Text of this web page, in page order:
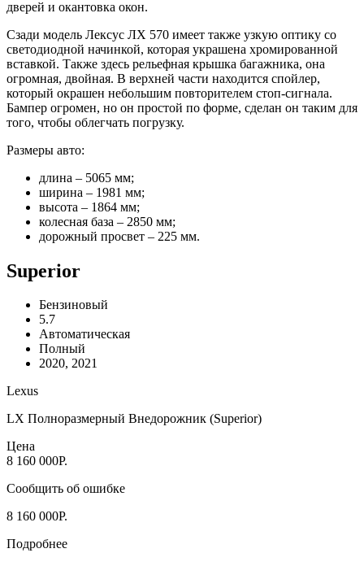
дверей и окантовка окон.
Сзади модель Лексус ЛХ 570 имеет также узкую оптику со
светодиодной начинкой, которая украшена хромированной
вставкой. Также здесь рельефная крышка багажника, она
огромная, двойная. В верхней части находится спойлер,
который окрашен небольшим повторителем стоп-сигнала.
Бампер огромен, но он простой по форме, сделан он таким для
того, чтобы облегчать погрузку.
Размеры авто:
длина – 5065 мм;
ширина – 1981 мм;
высота – 1864 мм;
колесная база – 2850 мм;
дорожный просвет – 225 мм.
Superior
Бензиновый
5.7
Автоматическая
Полный
2020, 2021
Lexus
LX Полноразмерный Внедорожник (Superior)
Цена
8 160 000Р.
Сообщить об ошибке
8 160 000Р.
Подробнее